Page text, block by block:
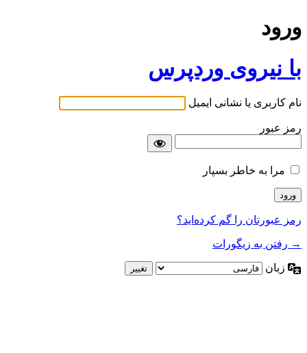
ورود
با نیروی وردپرس
نام کاربری یا نشانی ایمیل
رمز عبور
مرا به خاطر بسپار
رمز عبورتان را گم کرده‌اید؟
→ رفتن به زیگورات
زبان